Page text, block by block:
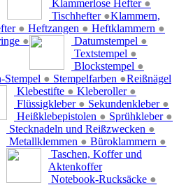
Klammerlose Hefter ●
Tischhefter ●
● Heftzangen ● Heftklammern ●
● Datumstempel ●
Textstempel ●
Blockstempel ●
Stempel ● Stempelfarben ●
Klebestifte ● Kleberoller ●
Flüssigkleber ● Sekundenkleber ●
Heißklebepistolen ● Sprühkleber ●
Klammern,
Reißnägel
Stecknadeln und Reißzwecken ●
Metallklemmen ● Büroklammern ●
Taschen, Koffer und
Aktenkoffer
Notebook-Rucksäcke ●